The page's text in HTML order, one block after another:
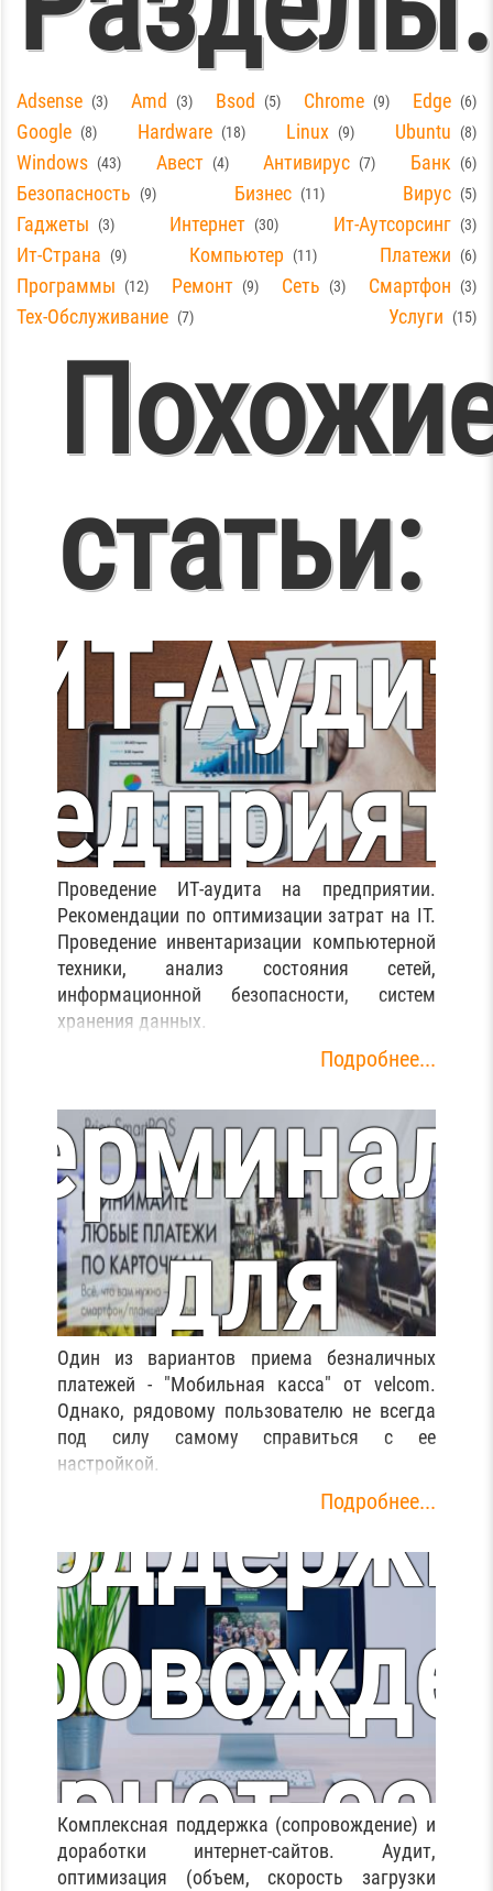
Adsense 3 Amd 3 Bsod 5 Chrome 9 Edge 6
Google 8 Hardware 18 Linux 9 Ubuntu 8
Windows 43 Авест 4 Антивирус 7 Банк 6
Безопасность 9 Бизнес 11 Вирус 5
Гаджеты 3 Интернет 30 Ит-Аутсорсинг 3
Ит-Страна 9 Компьютер 11 Платежи 6
Программы 12 Ремонт 9 Сеть 3 Смартфон 3
Тех-Обслуживание 7 Услуги 15
статьи:
ИТ-Аудит
Проведение ИТ-аудита на предприятии.
Рекомендации по оптимизации затрат на IT.
Проведение инвентаризации компьютерной
техники, анализ состояния сетей,
информационной безопасности, систем
хранения данных.
Подробнее...
и
для
приема
карт
Один из вариантов приема безналичных
платежей - "Мобильная касса" от velcom.
Однако, рядовому пользователю не всегда
под силу самому справиться с ее
настройкой.
Подробнее...
Комплексная поддержка (сопровождение) и
доработки интернет-сайтов. Аудит,
оптимизация (объем, скорость загрузки